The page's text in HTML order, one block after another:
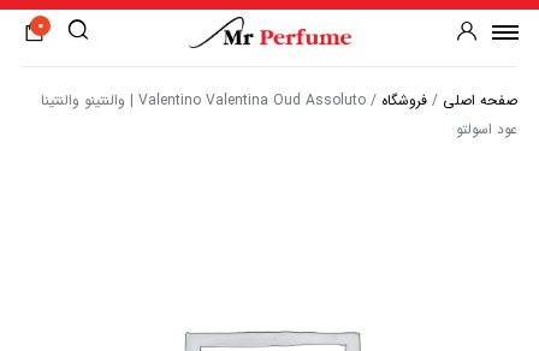
0
صفحه اصلی / فروشگاه /
Valentino Valentina Oud Assoluto | والنتینو والنتینا
عود اسولتو